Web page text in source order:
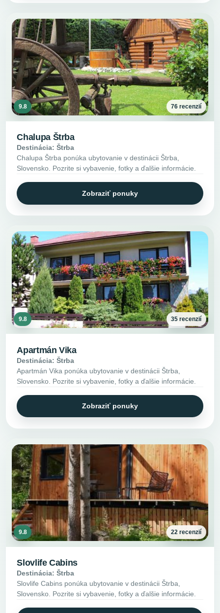
9.8 76 recenzií
Chalupa Štrba
Destinácia: Štrba
Chalupa Štrba ponúka ubytovanie v destinácii Štrba,
Slovensko. Pozrite si vybavenie, fotky a ďalšie informácie.
Zobraziť ponuky
9.8 35 recenzií
Apartmán Vika
Destinácia: Štrba
Apartmán Vika ponúka ubytovanie v destinácii Štrba,
Slovensko. Pozrite si vybavenie, fotky a ďalšie informácie.
Zobraziť ponuky
9.8 22 recenzií
Slovlife Cabins
Destinácia: Štrba
Slovlife Cabins ponúka ubytovanie v destinácii Štrba,
Slovensko. Pozrite si vybavenie, fotky a ďalšie informácie.